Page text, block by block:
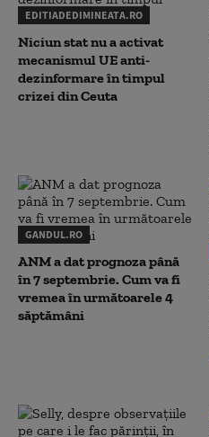
EDITIADEDIMINEATA.RO
Niciun stat nu a activat
mecanismul UE anti-
dezinformare în timpul
crizei din Ceuta
GANDUL.RO
ANM a dat prognoza până
în 7 septembrie. Cum va fi
vremea în următoarele 4
săptămâni